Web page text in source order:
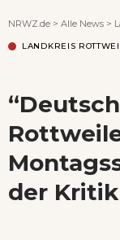
NRWZ.de > Alle News >
LANDKREIS
der Kritik